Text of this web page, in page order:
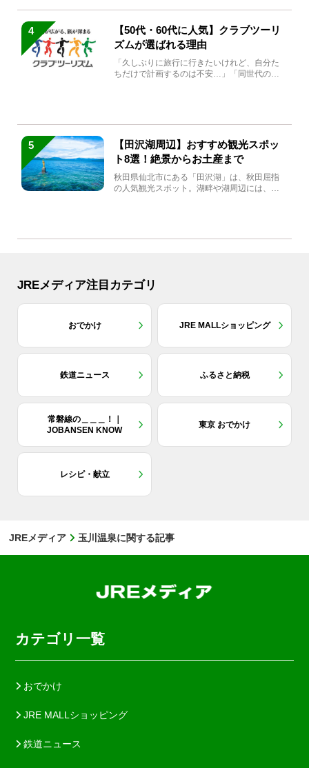
4
【50代・60代に人気】クラブツーリ
ズムが選ばれる理由
「久しぶりに旅行に行きたいけれど、自分た
ちだけで計画するのは不安…」「同世代の方
5
【田沢湖周辺】おすすめ観光スポッ
ト8選！絶景からお土産まで
秋田県仙北市にある「田沢湖」は、秋田屈指
の人気観光スポット。湖畔や湖周辺には、田
JREメディア注目カテゴリ
おでかけ JRE MALLショッピング
鉄道ニュース ふるさと納税
常磐線の＿＿＿！｜
JOBANSEN KNOW
東京 おでかけ
レシピ・献立
JREメディア 玉川温泉に関する記事
カテゴリ一覧
おでかけ
JRE MALLショッピング
鉄道ニュース